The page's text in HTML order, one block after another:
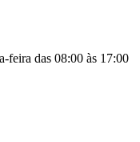
feira das 08:00 às 17:00